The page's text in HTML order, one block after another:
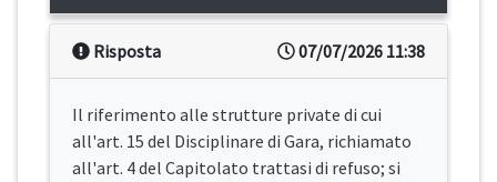
07/07/2026 11:38
Risposta
Il riferimento alle strutture private di cui
all'art. 15 del Disciplinare di Gara, richiamato
all'art. 4 del Capitolato trattasi di refuso; si